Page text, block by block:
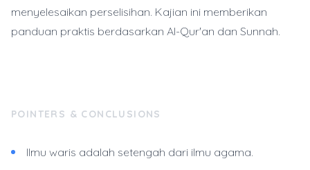
menyelesaikan perselisihan. Kajian ini memberikan
panduan praktis berdasarkan Al-Qur'an dan Sunnah.
POINTERS & CONCLUSIONS
Ilmu waris adalah setengah dari ilmu agama.